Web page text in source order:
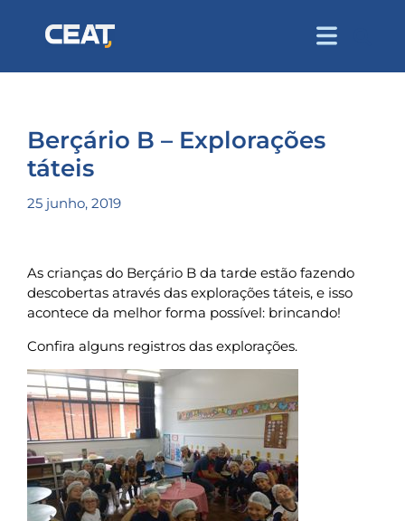
Berçário B – Explorações
táteis
25 junho, 2019
As crianças do Berçário B da tarde estão fazendo
descobertas através das explorações táteis, e isso
acontece da melhor forma possível: brincando!
Confira alguns registros das explorações.